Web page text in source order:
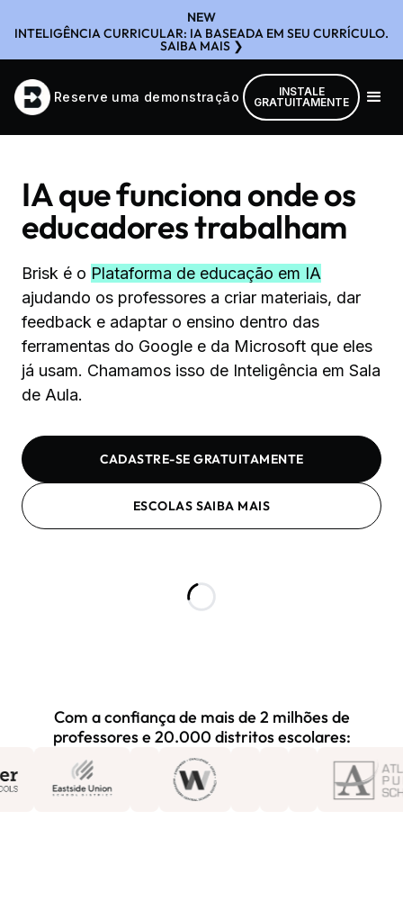
NEW
INTELIGÊNCIA CURRICULAR: IA BASEADA EM SEU CURRÍCULO.
SAIBA MAIS ❯
Reserve uma demonstração
INSTALE
GRATUITAMENTE
IA que funciona onde os
educadores trabalham
Brisk é o Plataforma de educação em IA
ajudando os professores a criar materiais, dar
feedback e adaptar o ensino dentro das
ferramentas do Google e da Microsoft que eles
já usam. Chamamos isso de Inteligência em Sala
de Aula.
CADASTRE-SE GRATUITAMENTE
ESCOLAS SAIBA MAIS
Com a confiança de mais de 2 milhões de
professores e 20.000 distritos escolares: